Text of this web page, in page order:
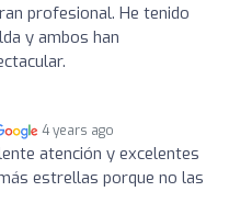
profesional. He tenido
y ambos han
4 years ago
atención y excelentes
estrellas porque no las